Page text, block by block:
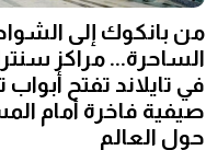
من بانكوك إلى
الساحرة... مراكز
في تايلاند تفتح أبواب
صيفية فاخرة أمام
حول العالم